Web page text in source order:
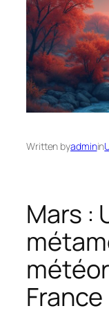
Written byadminin
Mars :
France